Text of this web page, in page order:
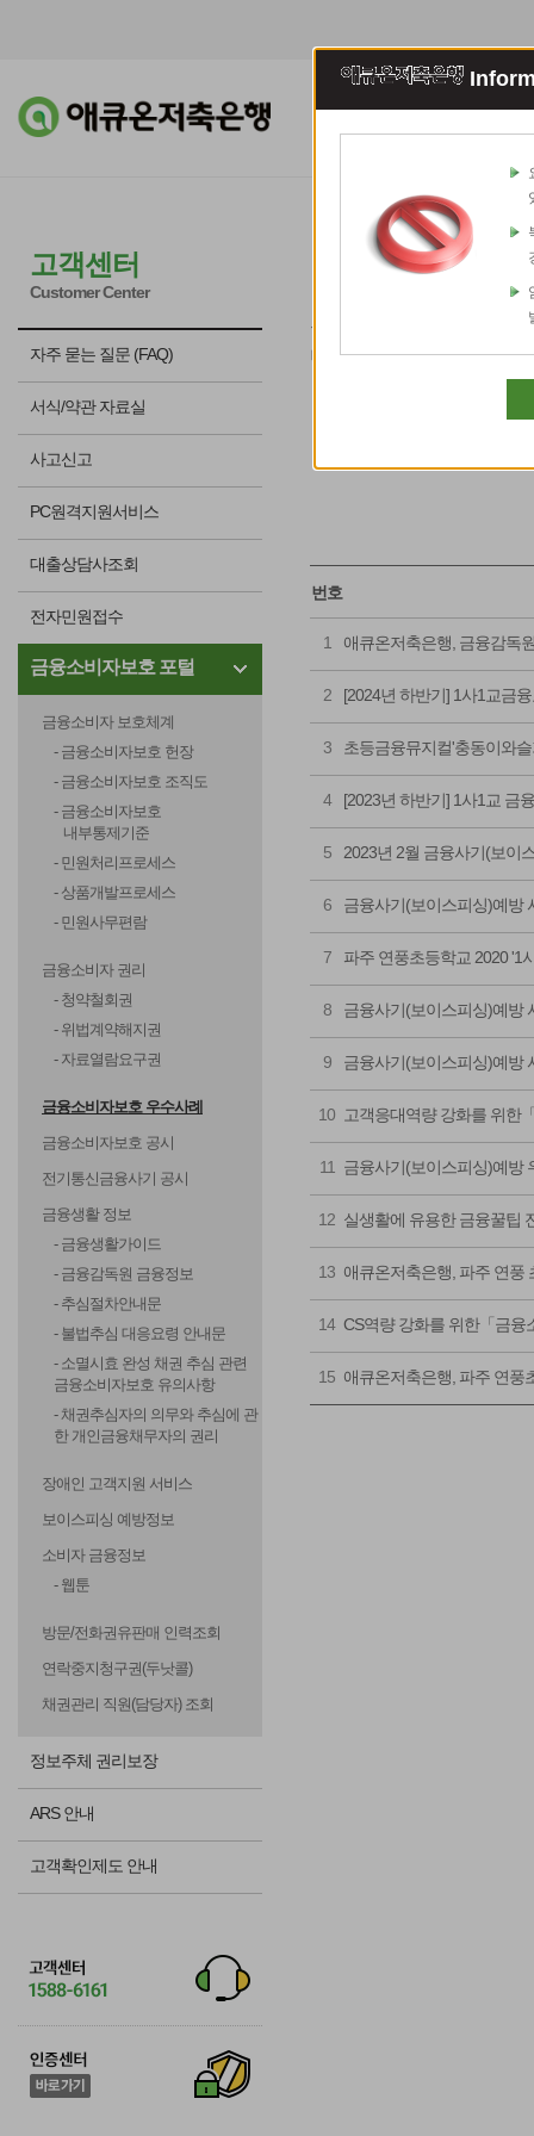
조회이체 예적
고객센터
Customer Center
자주 묻는 질문 (FAQ)
서식/약관 자료실
사고신고
PC원격지원서비스
대출상담사조회
전자민원접수
금융소비자보호 포털
금융소비자 보호체계
- 금융소비자보호 헌장
- 금융소비자보호 조직도
- 금융소비자보호
내부통제기준
- 민원처리프로세스
- 상품개발프로세스
- 민원사무편람
금융소비자 권리
- 청약철회권
- 위법계약해지권
- 자료열람요구권
금융소비자보호 우수사례
금융소비자보호 공시
전기통신금융사기 공시
금융생활 정보
- 금융생활가이드
- 금융감독원 금융정보
- 추심절차안내문
- 불법추심 대응요령 안내문
- 소멸시효 완성 채권 추심 관련
금융소비자보호 유의사항
- 채권추심자의 의무와 추심에 관
한 개인금융채무자의 권리
장애인 고객지원 서비스
보이스피싱 예방정보
소비자 금융정보
- 웹툰
방문/전화권유판매 인력조회
연락중지청구권(두낫콜)
채권관리 직원(담당자) 조회
정보주체 권리보장
ARS 안내
고객확인제도 안내
금융소비
금융소비자의 불편사항들
더욱 노력하도록 하겠습니다.
번호
1 애큐온저축은행, 금융감독
2 [2024년 하반기] 1사1교금
3 초등금융뮤지컬'충동이와
4 [2023년 하반기] 1사1교 금
5 2023년 2월 금융사기(보이
6 금융사기(보이스피싱)예방
7 파주 연풍초등학교 2020 '1
8 금융사기(보이스피싱)예방
9 금융사기(보이스피싱)예방
10 고객응대역량 강화를 위한
11 금융사기(보이스피싱)예방
12 실생활에 유용한 금융꿀팁
13 애큐온저축은행, 파주 연풍
14 CS역량 강화를 위한「금융
15 애큐온저축은행, 파주 연풍